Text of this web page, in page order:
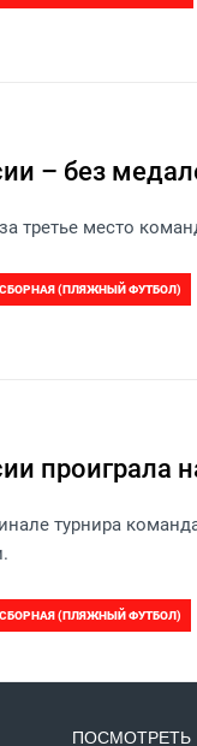
– без
третье место
(ПЛЯЖНЫЙ ФУТБОЛ)
проиграла
турнира
(ПЛЯЖНЫЙ ФУТБОЛ)
ПОСМОТРЕТЬ